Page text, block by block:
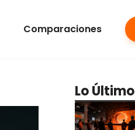
Comparaciones
Lo Último